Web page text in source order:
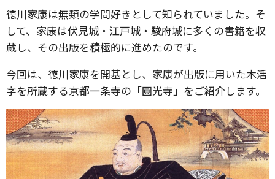
徳川家康は無類の学問好きとして知られていました。そ
して、家康は伏見城・江戸城・駿府城に多くの書籍を収
蔵し、その出版を積極的に進めたのです。
今回は、徳川家康を開基とし、家康が出版に用いた木活
字を所蔵する京都一条寺の「圓光寺」をご紹介します。